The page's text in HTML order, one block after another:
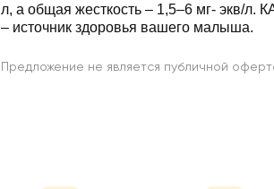
л, а общая жесткость – 1,5–6 мг- экв/
– источник здоровья вашего малыша.
Предложение не является публичной